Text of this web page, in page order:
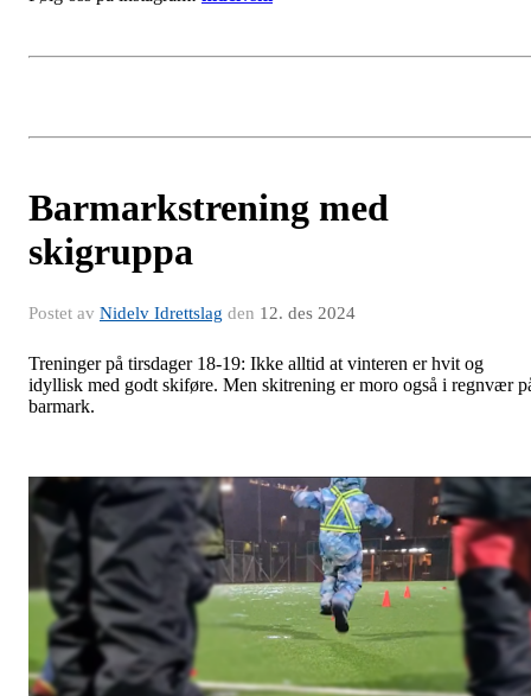
Barmarkstrening med
skigruppa
Postet av Nidelv Idrettslag den 12. des 2024
Treninger på tirsdager 18-19: Ikke alltid at vinteren er hvit og
idyllisk med godt skiføre. Men skitrening er moro også i regnvær
barmark.